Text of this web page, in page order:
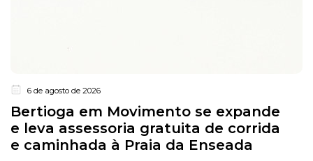
6 de agosto de 2026
Bertioga em Movimento se expande
e leva assessoria gratuita de corrida
e caminhada à Praia da Enseada